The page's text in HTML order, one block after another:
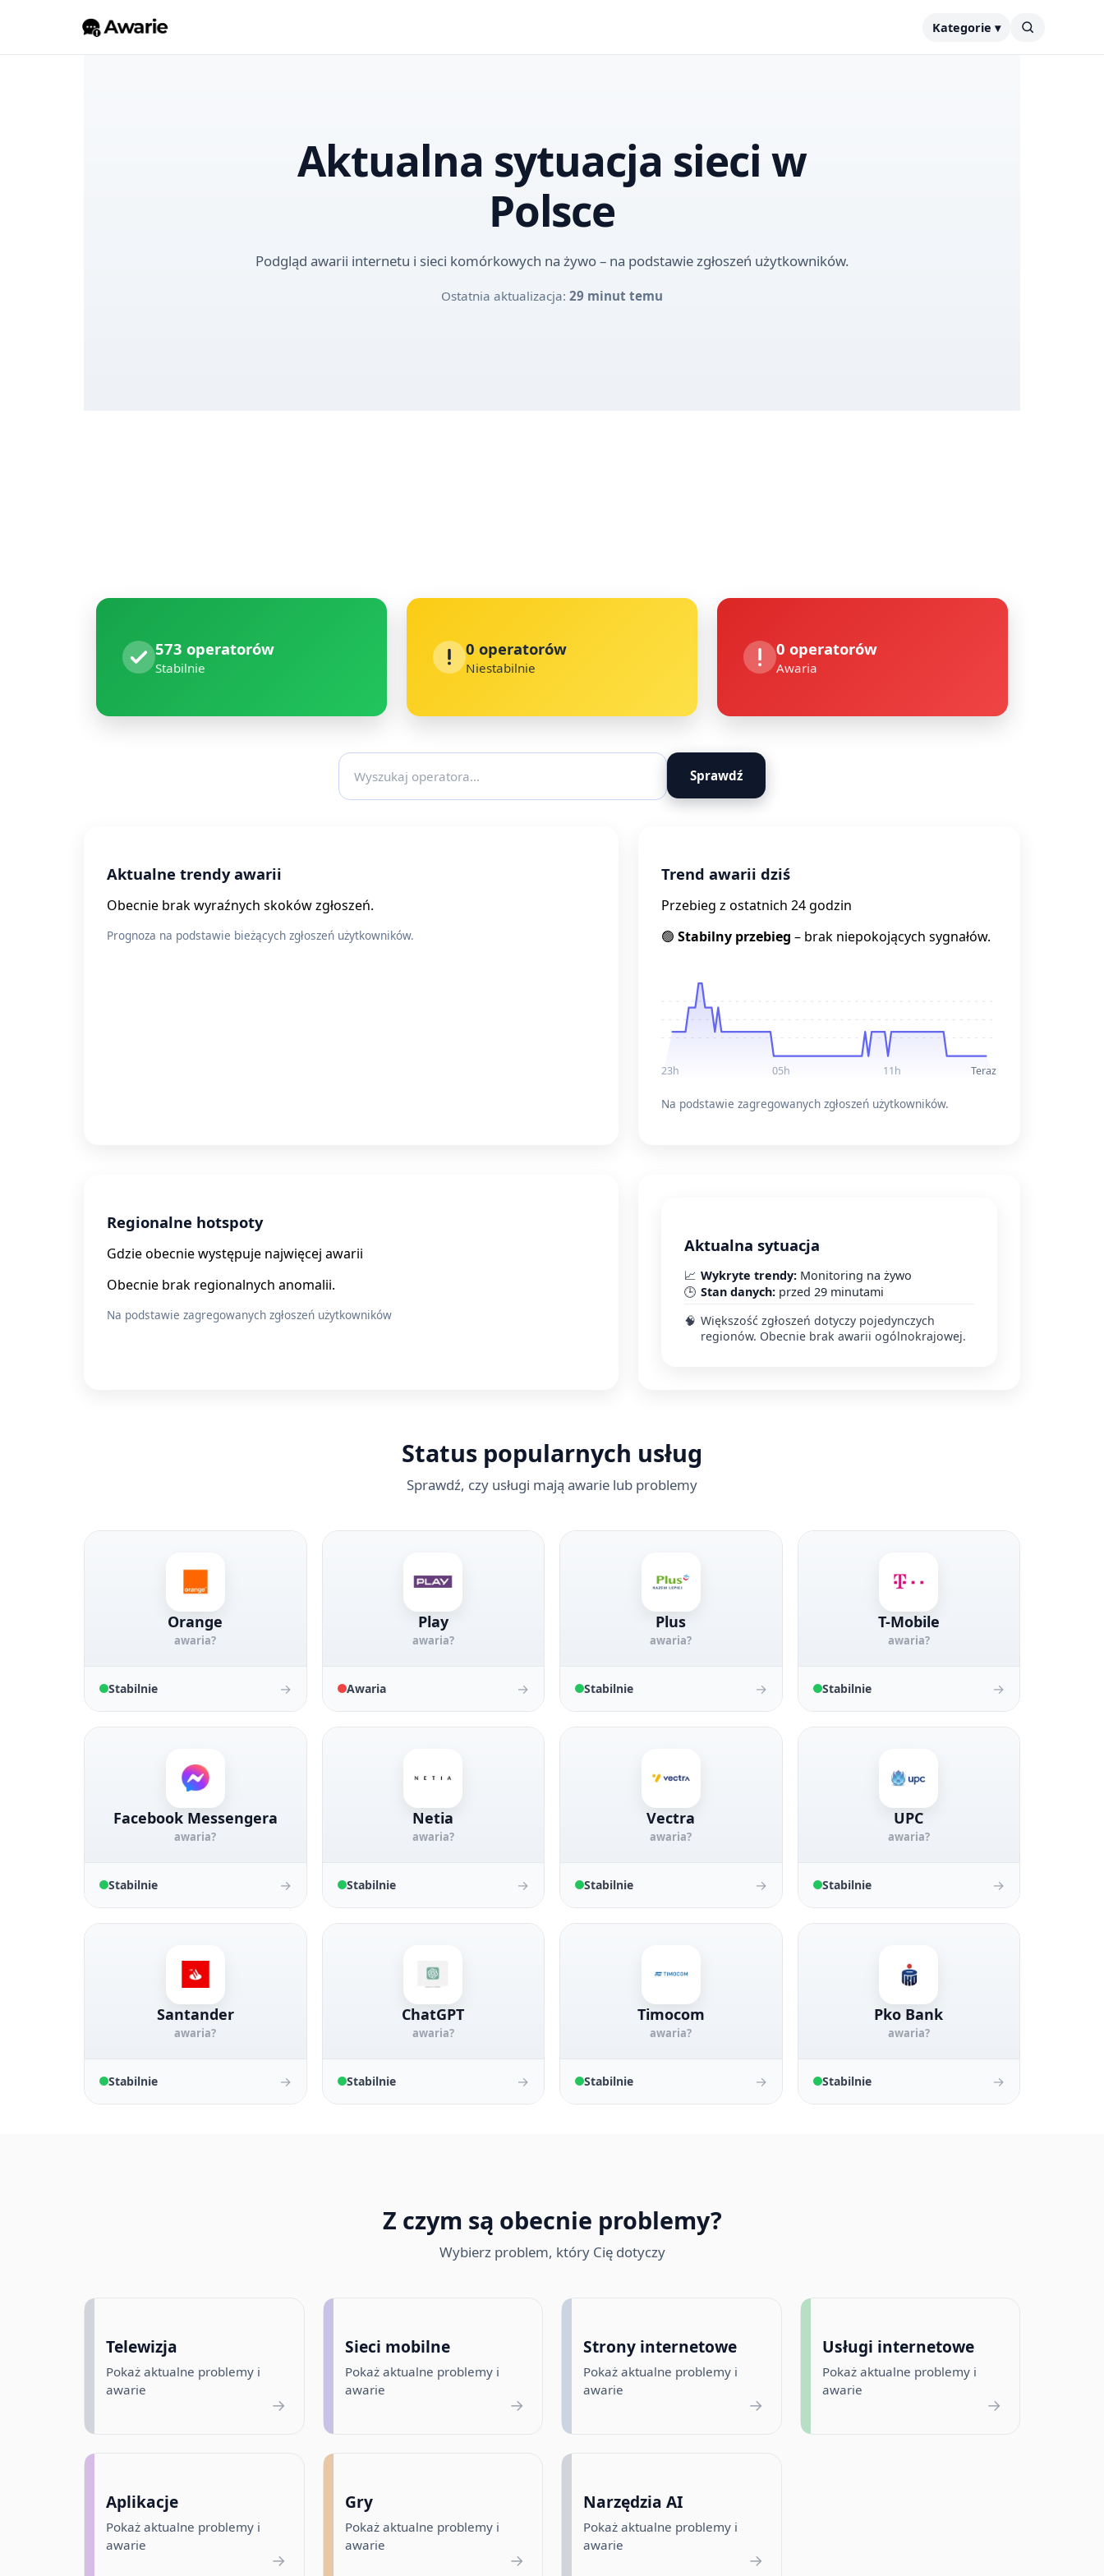
Kategorie ▾
Aktualna sytuacja sieci w
Polsce
Podgląd awarii internetu i sieci komórkowych na żywo – na podstawie zgłoszeń użytkowników.
Ostatnia aktualizacja: 29 minut temu
573 operatorów
Stabilnie
0 operatorów
Niestabilnie
0 operatorów
Awaria
Sprawdź
Aktualne trendy awarii
Obecnie brak wyraźnych skoków zgłoszeń.
Prognoza na podstawie bieżących zgłoszeń użytkowników.
Trend awarii dziś
Przebieg z ostatnich 24 godzin
🟢 Stabilny przebieg – brak niepokojących sygnałów.
23h 05h 11h Teraz
Na podstawie zagregowanych zgłoszeń użytkowników.
Regionalne hotspoty
Gdzie obecnie występuje najwięcej awarii
Obecnie brak regionalnych anomalii.
Na podstawie zagregowanych zgłoszeń użytkowników
Aktualna sytuacja
📈 Wykryte trendy: Monitoring na żywo
🕒 Stan danych: przed 29 minutami
🧠 Większość zgłoszeń dotyczy pojedynczych
regionów. Obecnie brak awarii ogólnokrajowej.
Status popularnych usług
Sprawdź, czy usługi mają awarie lub problemy
Orange
awaria?
Stabilnie →
Play
awaria?
Awaria →
Plus
awaria?
Stabilnie →
T-Mobile
awaria?
Stabilnie →
Facebook Messengera
awaria?
Stabilnie →
Netia
awaria?
Stabilnie →
Vectra
awaria?
Stabilnie →
UPC
awaria?
Stabilnie →
Santander
awaria?
Stabilnie →
ChatGPT
awaria?
Stabilnie →
Timocom
awaria?
Stabilnie →
Pko Bank
awaria?
Stabilnie →
Z czym są obecnie problemy?
Wybierz problem, który Cię dotyczy
Telewizja
Pokaż aktualne problemy i
awarie
→
Sieci mobilne
Pokaż aktualne problemy i
awarie
→
Strony internetowe
Pokaż aktualne problemy i
awarie
→
Usługi internetowe
Pokaż aktualne problemy i
awarie
→
Aplikacje
Pokaż aktualne problemy i
awarie
→
Gry
Pokaż aktualne problemy i
awarie
→
Narzędzia AI
Pokaż aktualne problemy i
awarie
→